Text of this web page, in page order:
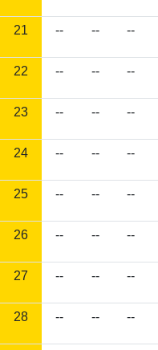
21 -- -- --
22 -- -- --
23 -- -- --
24 -- -- --
25 -- -- --
26 -- -- --
27 -- -- --
28 -- -- --